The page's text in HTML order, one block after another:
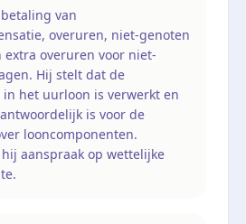
van
overuren, niet-genoten
extra overuren voor niet-
Hij stelt dat de
het uurloon is verwerkt en
is voor de
looncomponenten.
aanspraak op wettelijke